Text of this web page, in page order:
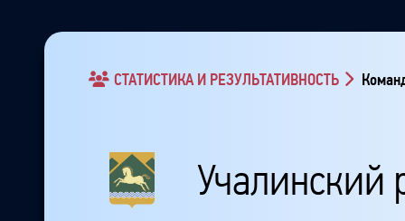
СТАТИСТИКА И РЕЗУЛЬТАТИВНОСТЬ
Учалинский